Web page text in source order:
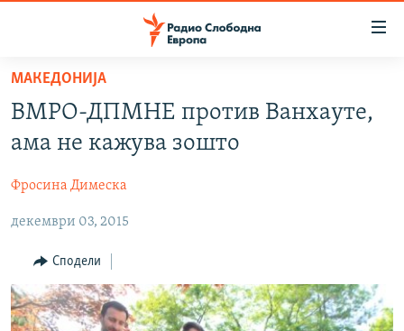
Оди
содржината
Оди
главната
Премини
ВЕСТИ
ШТО ТРЕБА ДА ЗНАЕТЕ
ПРИЈАВИ СЕ ЗА ЊУЗЛЕТЕР
ПОДКАСТ ЗОШТО?
МАКЕДОНИЈА
ВМРО-ДПМНЕ против Ванхауте,
ама не кажува зошто
Фросина Димеска
декември 03, 2015
Сподели